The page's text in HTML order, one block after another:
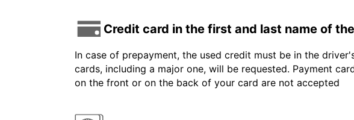
Credit card in the first and last name of
In case of prepayment, the used credit must be in the
cards, including a major one, will be requested. Payment
on the front or on the back of your card are not accepted